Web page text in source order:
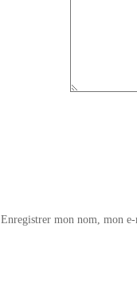
Enregistrer mon nom, mon